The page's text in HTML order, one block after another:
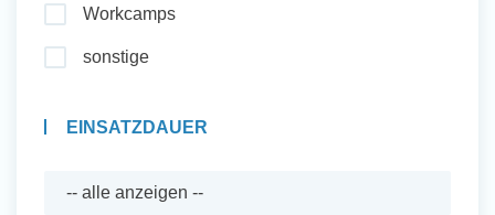
Workcamps
sonstige
EINSATZDAUER